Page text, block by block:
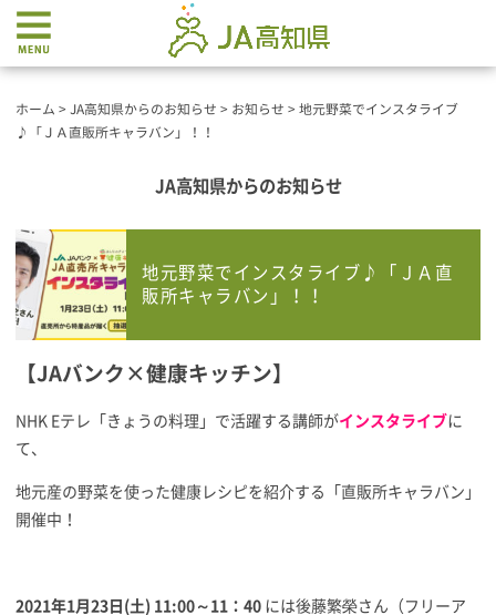
ホーム > JA高知県からのお知らせ > お知らせ > 地元野菜でインスタライブ
♪「ＪＡ直販所キャラバン」！！
JA高知県からのお知らせ
地元野菜でインスタライブ♪「ＪＡ直
販所キャラバン」！！
【JAバンク×健康キッチン】
NHK Eテレ「きょうの料理」で活躍する講師がインスタライブ に
て、
地元産の野菜を使った健康レシピを紹介する「直販所キャラバン」
開催中！
2021年1月23日(土) 11:00～11：40 には後藤繁榮さん（フリーア